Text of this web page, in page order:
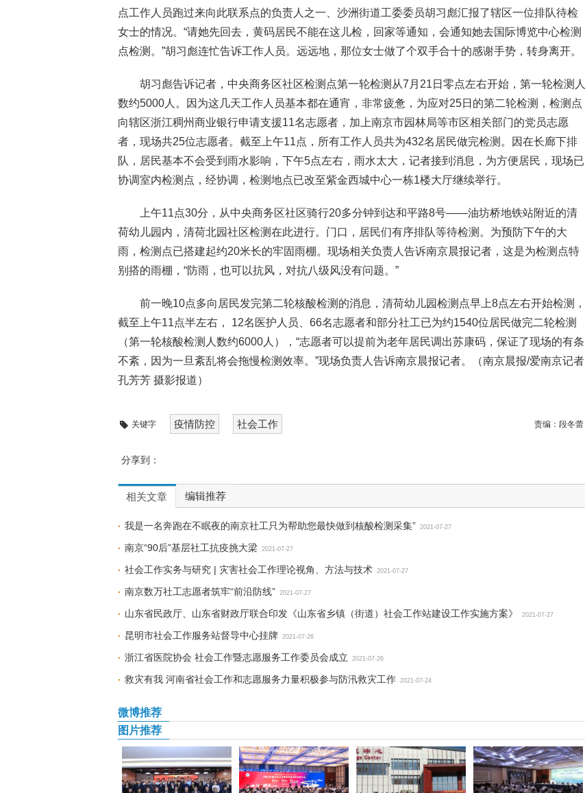
点工作人员跑过来向此联系点的负责人之一、沙洲街道工委委员胡习彪汇报了辖区一位排队待检
女士的情况。“请她先回去，黄码居民不能在这儿检，回家等通知，会通知她去国际博览中心检测
点检测。”胡习彪连忙告诉工作人员。远远地，那位女士做了个双手合十的感谢手势，转身离开。
胡习彪告诉记者，中央商务区社区检测点第一轮检测从7月21日零点左右开始，第一轮检测人
数约5000人。因为这几天工作人员基本都在通宵，非常疲惫，为应对25日的第二轮检测，检测点
向辖区浙江稠州商业银行申请支援11名志愿者，加上南京市园林局等市区相关部门的党员志愿
者，现场共25位志愿者。截至上午11点，所有工作人员共为432名居民做完检测。因在长廊下排
队，居民基本不会受到雨水影响，下午5点左右，雨水太大，记者接到消息，为方便居民，现场已
协调室内检测点，经协调，检测地点已改至紫金西城中心一栋1楼大厅继续举行。
上午11点30分，从中央商务区社区骑行20多分钟到达和平路8号——油坊桥地铁站附近的清
荷幼儿园内，清荷北园社区检测在此进行。门口，居民们有序排队等待检测。为预防下午的大
雨，检测点已搭建起约20米长的牢固雨棚。现场相关负责人告诉南京晨报记者，这是为检测点特
别搭的雨棚，“防雨，也可以抗风，对抗八级风没有问题。”
前一晚10点多向居民发完第二轮核酸检测的消息，清荷幼儿园检测点早上8点左右开始检测，
截至上午11点半左右， 12名医护人员、66名志愿者和部分社工已为约1540位居民做完二轮检测
（第一轮核酸检测人数约6000人），“志愿者可以提前为老年居民调出苏康码，保证了现场的有条
不紊，因为一旦紊乱将会拖慢检测效率。”现场负责人告诉南京晨报记者。
（南京晨报/爱南京记者
孔芳芳 摄影报道）
关键字 疫情防控 社会工作 责编： 段冬蕾
分享到：
相关文章 编辑推荐
我是一名奔跑在不眠夜的南京社工只为帮助您最快做到核酸检测采集” 2021-07-27
南京“90后”基层社工抗疫挑大梁 2021-07-27
社会工作实务与研究 | 灾害社会工作理论视角、方法与技术 2021-07-27
南京数万社工志愿者筑牢“前沿防线” 2021-07-27
山东省民政厅、山东省财政厅联合印发《山东省乡镇（街道）社会工作站建设工作实施方案》 2021-07-27
昆明市社会工作服务站督导中心挂牌 2021-07-26
浙江省医院协会 社会工作暨志愿服务工作委员会成立 2021-07-26
救灾有我 河南省社会工作和志愿服务力量积极参与防汛救灾工作 2021-07-24
微博推荐
图片推荐